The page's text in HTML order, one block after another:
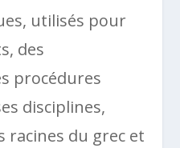
utilisés pour
des
procédures
disciplines,
du grec et